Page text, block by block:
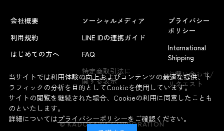
よくあるお問い合わせ
会社概要
利用規約
はじめての方へ
ソーシャルメディア
LINE IDの連携ガイド
FAQ
特定商取引法に
関する表示
プライバシー
ポリシー
International
Shipping
お問い合わせ/
リクエスト
© KADOKAWA CORPORATION
当サイトでは利用体験の向上およびコンテンツの最適な提供、ト
ラフィックの分析を目的としてCookieを使用しています。
サイトの閲覧を継続された場合、Cookieの利用に同意したことも
のといたします。
詳細についてはプライバシーポリシーをご確認ください。